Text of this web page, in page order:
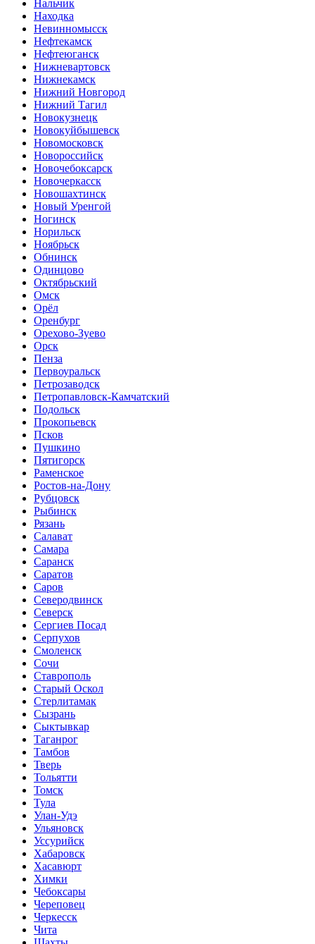
Нальчик
Находка
Невинномысск
Нефтекамск
Нефтеюганск
Нижневартовск
Нижнекамск
Нижний Новгород
Нижний Тагил
Новокузнецк
Новокуйбышевск
Новомосковск
Новороссийск
Новочебоксарск
Новочеркасск
Новошахтинск
Новый Уренгой
Ногинск
Норильск
Ноябрьск
Обнинск
Одинцово
Октябрьский
Омск
Орёл
Оренбург
Орехово-Зуево
Орск
Пенза
Первоуральск
Петрозаводск
Петропавловск-Камчатский
Подольск
Прокопьевск
Псков
Пушкино
Пятигорск
Раменское
Ростов-на-Дону
Рубцовск
Рыбинск
Рязань
Салават
Самара
Саранск
Саратов
Саров
Северодвинск
Северск
Сергиев Посад
Серпухов
Смоленск
Сочи
Ставрополь
Старый Оскол
Стерлитамак
Сызрань
Сыктывкар
Таганрог
Тамбов
Тверь
Тольятти
Томск
Тула
Улан-Удэ
Ульяновск
Уссурийск
Хабаровск
Хасавюрт
Химки
Чебоксары
Череповец
Черкесск
Чита